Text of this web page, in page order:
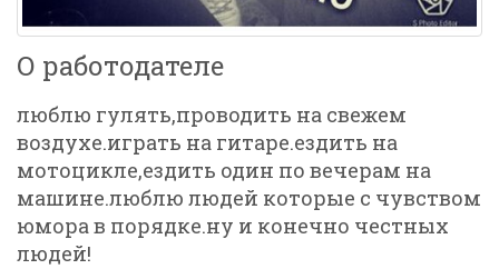
О работодателе
люблю гулять,проводить на свежем
воздухе.играть на гитаре.ездить на
мотоцикле,ездить один по вечерам на
машине.люблю людей которые с чувством
юмора в порядке.ну и конечно честных
людей!